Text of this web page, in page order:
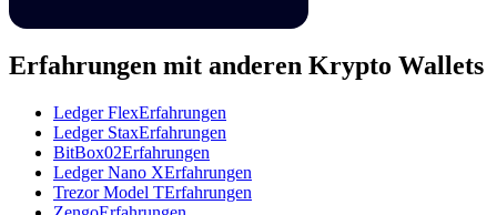
Erfahrungen mit anderen Krypto Wallets
Ledger FlexErfahrungen
Ledger StaxErfahrungen
BitBox02Erfahrungen
Ledger Nano XErfahrungen
Trezor Model TErfahrungen